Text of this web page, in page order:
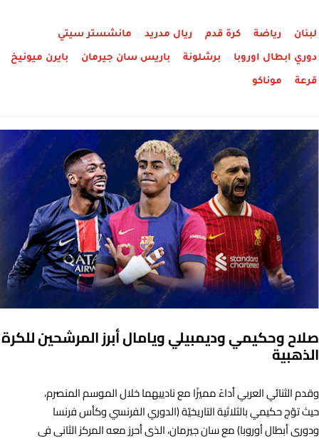
لبنان رياضة كرة قدم ريال مدريد مانشستر سيتي
دوري ابطال اوروبا برشلونة باريس سان جيرمان بايرن ميونيخ
قرعة موناكو
صلاح وحكيمي وديمبيلي ويامال أبرز المرشحين للكرة
الذهبية
وقدم الثنائي العربي أداءً مميزًا مع نادييهما خلال الموسم المنصرم،
حيث توّج حكيمي بالثلاثية التاريخيّة (الدوري الفرنسي وكأس فرنسا
ودوري أبطال أوروبا) مع سان جيرمان، الذي أحرز معه المركز الثاني في